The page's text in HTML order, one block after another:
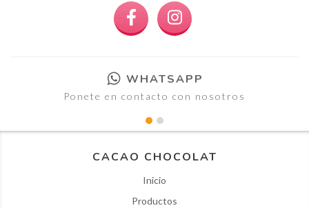
WHATSAPP
Ponete en contacto con nosotros
CACAO CHOCOLAT
Inicio
Productos